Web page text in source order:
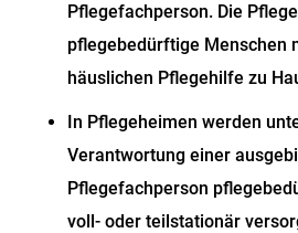
Pflegefachperson. Die
pflegebedürftige Menschen
häuslichen Pflegehilfe zu
In Pflegeheimen werden
Verantwortung einer
Pflegefachperson
voll- oder teilstationär